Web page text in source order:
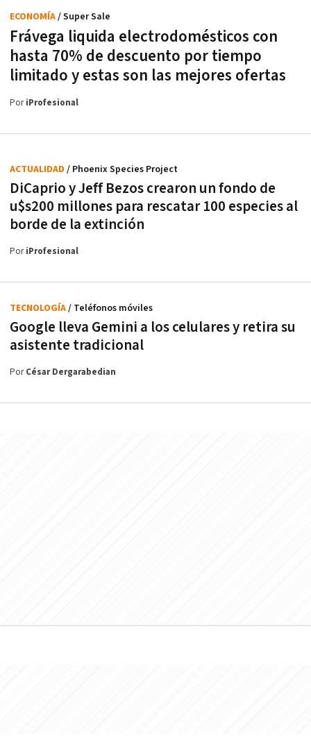
Frávega liquida electrodomésticos con
hasta 70% de descuento por tiempo
limitado y estas son las mejores ofertas
ECONOMÍA/ Super Sale
PoriProfesional
DiCaprio y Jeff Bezos crearon un fondo de
u$s200 millones para rescatar 100 especies al
borde de la extinción
ACTUALIDAD / Phoenix Species Project
PoriProfesional
Google lleva Gemini a los celulares y retira su
asistente tradicional
TECNOLOGÍA/ Teléfonos móviles
PorCésar Dergarabedian